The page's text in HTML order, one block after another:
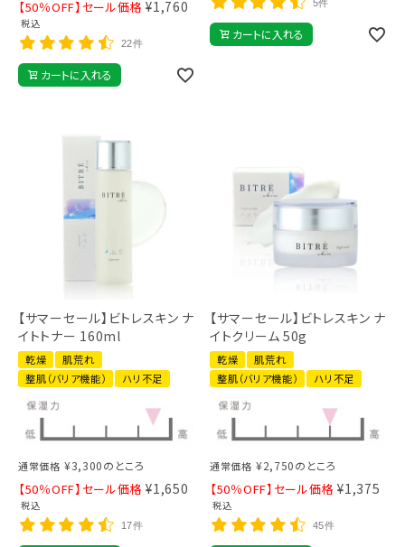
【50％OFF】セール価格 ¥1,760
税込
22件
カートに入れる
5件
カートに入れる
【サマーセール】ビトレスキン ナ
イトトナー 160ml
乾燥
肌荒れ
整肌（バリア機能）
ハリ不足
通常価格 ¥3,300のところ
【50％OFF】セール価格 ¥1,650
税込
17件
【サマーセール】ビトレスキン ナ
イトクリーム 50g
乾燥
肌荒れ
整肌（バリア機能）
ハリ不足
通常価格 ¥2,750のところ
【50％OFF】セール価格 ¥1,375
税込
45件